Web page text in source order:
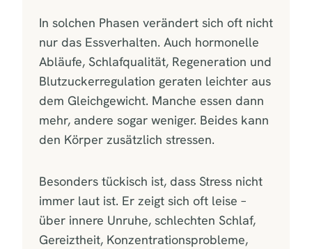
In solchen Phasen verändert sich oft nicht
nur das Essverhalten. Auch hormonelle
Abläufe, Schlafqualität, Regeneration und
Blutzuckerregulation geraten leichter aus
dem Gleichgewicht. Manche essen dann
mehr, andere sogar weniger. Beides kann
den Körper zusätzlich stressen.
Besonders tückisch ist, dass Stress nicht
immer laut ist. Er zeigt sich oft leise –
über innere Unruhe, schlechten Schlaf,
Gereiztheit, Konzentrationsprobleme,